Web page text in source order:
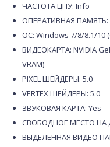
ЧАСТОТА ЦПУ: Info
ОПЕРАТИВНАЯ ПАМЯТЬ:
ОС: Windows 7/8/8.1/10
ВИДЕОКАРТА: NVIDIA
VRAM)
PIXEL ШЕЙДЕРЫ: 5.0
VERTEX ШЕЙДЕРЫ: 5.0
ЗВУКОВАЯ КАРТА: Yes
СВОБОДНОЕ МЕСТО НА
ВЫДЕЛЕННАЯ ВИДЕО